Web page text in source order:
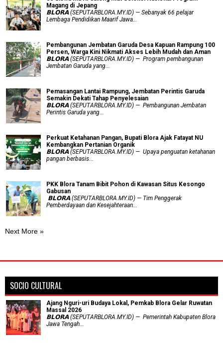
Magang di Jepang
𝗕𝗟𝗢𝗥𝗔 (SEPUTARBLORA.MY.ID) — Sebanyak 66 pelajar
Lembaga Pendidikan Maarif Jawa...
Pembangunan Jembatan Garuda Desa Kapuan Rampung 100
Persen, Warga Kini Nikmati Akses Lebih Mudah dan Aman
𝗕𝗟𝗢𝗥𝗔 (SEPUTARBLORA.MY.ID) — Program pembangunan
Jembatan Garuda yang...
Pemasangan Lantai Rampung, Jembatan Perintis Garuda
Semakin Dekati Tahap Penyelesaian
𝗕𝗟𝗢𝗥𝗔 (SEPUTARBLORA.MY.ID) — Pembangunan Jembatan
Perintis Garuda yang...
​Perkuat Ketahanan Pangan, Bupati Blora Ajak Fatayat NU
Kembangkan Pertanian Organik
𝗕𝗟𝗢𝗥𝗔 (SEPUTARBLORA.MY.ID) — Upaya penguatan ketahanan
pangan berbasis...
PKK Blora Tanam Bibit Pohon di Kawasan Situs Kesongo
Gabusan
‎ 𝗕𝗟𝗢𝗥𝗔 (SEPUTARBLORA.MY.ID) — Tim Penggerak
Pemberdayaan dan Kesejahteraan...
Next More »
SOCIO CULTURAL
Ajang Nguri-uri Budaya Lokal, Pemkab Blora Gelar Ruwatan
Massal 2026
𝗕𝗟𝗢𝗥𝗔 (SEPUTARBLORA.MY.ID) — Pemerintah Kabupaten Blora
Jawa Tengah...